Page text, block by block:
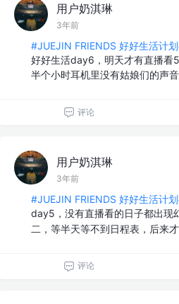
用户奶淇琳
3年前
#JUEJIN FRIENDS 好好生活计
好好生活day6，明天才有直播看
半个小时耳机里没有姑娘们的声
评论
用户奶淇琳
3年前
#JUEJIN FRIENDS 好好生活计
day5，没有直播看的日子都出现
二，等半天等不到日程表，后来
评论